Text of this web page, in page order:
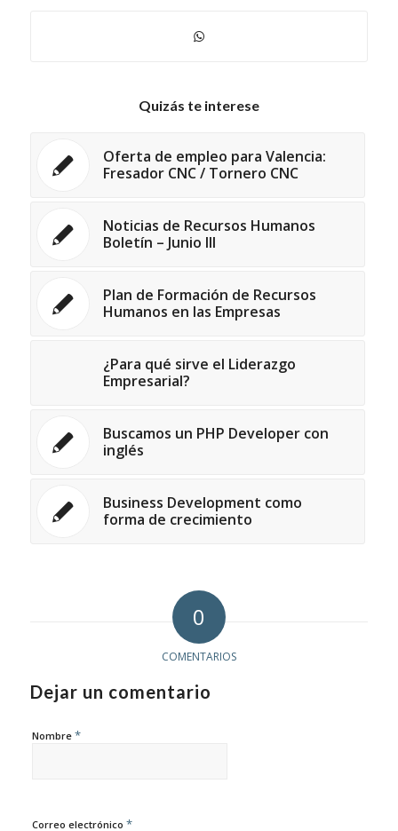
Quizás te interese
Oferta de empleo para Valencia:
Fresador CNC / Tornero CNC
Noticias de Recursos Humanos
Boletín – Junio III
Plan de Formación de Recursos
Humanos en las Empresas
¿Para qué sirve el Liderazgo
Empresarial?
Buscamos un PHP Developer con
inglés
Business Development como
forma de crecimiento
0
COMENTARIOS
Dejar un comentario
Nombre *
Correo electrónico *